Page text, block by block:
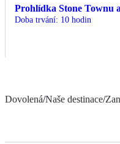
Prohlídka Stone Townu
Doba trvání: 10 hodin
Dovolená/Naše destinace/